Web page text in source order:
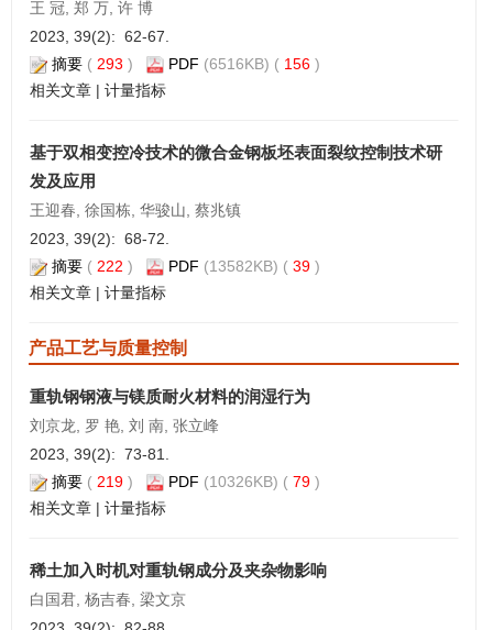
王 冠, 郑 万, 许 博
2023, 39(2): 62-67.
摘要 ( 293 ) PDF (6516KB) ( 156 )
相关文章 | 计量指标
基于双相变控冷技术的微合金钢板坯表面裂纹控制技术研
发及应用
王迎春, 徐国栋, 华骏山, 蔡兆镇
2023, 39(2): 68-72.
摘要 ( 222 ) PDF (13582KB) ( 39 )
相关文章 | 计量指标
产品工艺与质量控制
重轨钢钢液与镁质耐火材料的润湿行为
刘京龙, 罗 艳, 刘 南, 张立峰
2023, 39(2): 73-81.
摘要 ( 219 ) PDF (10326KB) ( 79 )
相关文章 | 计量指标
稀土加入时机对重轨钢成分及夹杂物影响
白国君, 杨吉春, 梁文京